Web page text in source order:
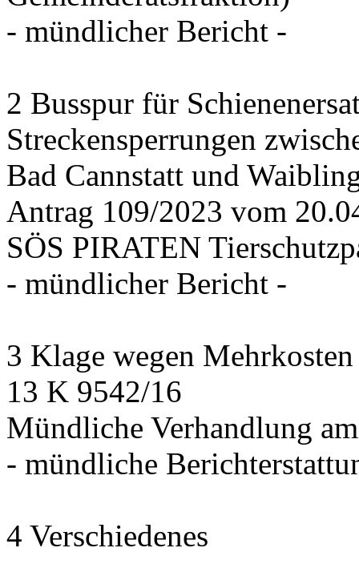
- mündlicher Bericht -
2 Busspur für
Streckensperrungen
Bad Cannstatt und
Antrag 109/2023 vom
SÖS PIRATEN
- mündlicher Bericht -
3 Klage wegen
13 K 9542/16
Mündliche Verhandlung
- mündliche
4 Verschiedenes